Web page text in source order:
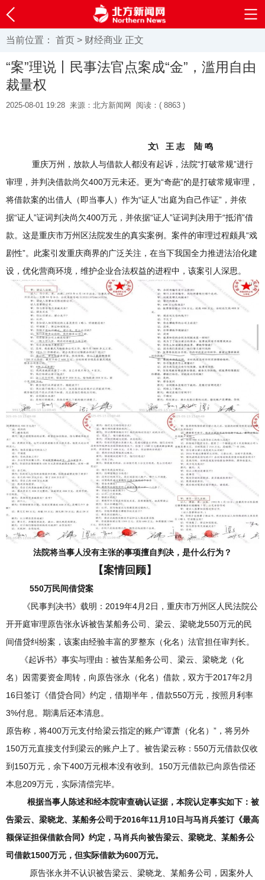
当前位置： 首页 > 财经商业 正文
“案”理说丨民事法官点案成“金”，滥用自由
裁量权
2025-08-01 19:28 来源：北方新闻网 阅读：( 8863 )
文\ 王 志 陆 鸣
重庆万州，放款人与借款人都没有起诉，法院“打破常规”进行
审理，并判决借款尚欠400万元未还。更为“奇葩”的是打破常规审理，
将借款案的出借人（即当事人）作为“证人”出庭为自己作证”，并依
据“证人”证词判决尚欠400万元，并依据“证人”证词判决用于“抵消”借
款。这是重庆市万州区法院发生的真实案例。案件的审理过程颇具“戏
剧性”。此案引发重庆商界的广泛关注，在当下我国全力推进法治化建
设，优化营商环境，维护企业合法权益的进程中，该案引人深思。
法院将当事人没有主张的事项擅自判决，是什么行为？
【案情回顾】
550万民间借贷案
《民事判决书》载明：2019年4月2日，重庆市万州区人民法院公
开开庭审理原告张永诉被告某船务公司、梁云、梁晓龙550万元的民
间借贷纠纷案，该案由经验丰富的罗整东（化名）法官担任审判长。
《起诉书》事实与理由：被告某船务公司、梁云、梁晓龙（化
名）因需要资金周转，向原告张永（化名）借款，双方于2017年2月
16日签订《借贷合同》约定，借期半年，借款550万元，按照月利率
3%付息。期满后还本清息。
原告称，将400万元支付给梁云指定的账户“谭萧（化名）”，将另外
150万元直接支付到梁云的账户上了。被告梁云称：550万元借款仅收
到150万元，余下400万元根本没有收到。150万元借款已向原告偿还
本息209万元，实际清偿完毕。
根据当事人陈述和经本院审查确认证据，本院认定事实如下：被
告梁云、梁晓龙、某船务公司于2016年11月10日与马肖兵签订《最高
额保证担保借款合同》约定，马肖兵向被告梁云、梁晓龙、某船务公
司借款1500万元，但实际借款为600万元。
原告张永并不认识被告梁云、梁晓龙、某船务公司，因案外人